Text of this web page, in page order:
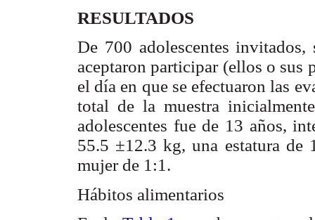
RESULTADOS
De 700 adolescentes
aceptaron participar (ellos o sus
el día en que se efectuaron las
total de la muestra
adolescentes fue de 13 años,
55.5 ±12.3 kg, una estatura de
mujer de 1:1.
Hábitos alimentarios